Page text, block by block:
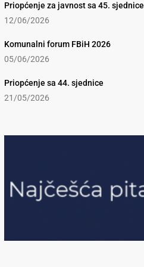
Priopćenje za javnost sa 45. sjednice
12/06/2026
Komunalni forum FBiH 2026
05/06/2026
Priopćenje sa 44. sjednice
21/05/2026